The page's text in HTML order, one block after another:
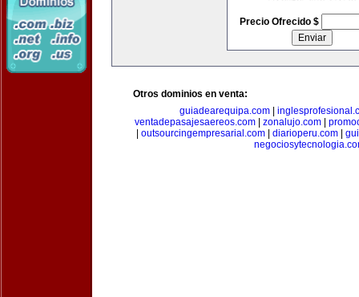
Precio Ofrecido $
Otros dominios en venta:
guiadearequipa.com|
ventadepasajesaereos.com
zonalujo.com
outsourcingempresarial.com| diarioperu.com|